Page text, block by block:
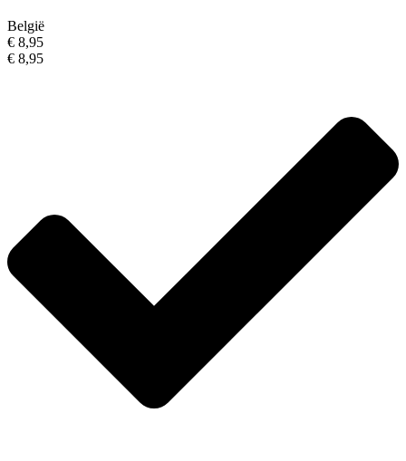
België
€ 8,95
€ 8,95